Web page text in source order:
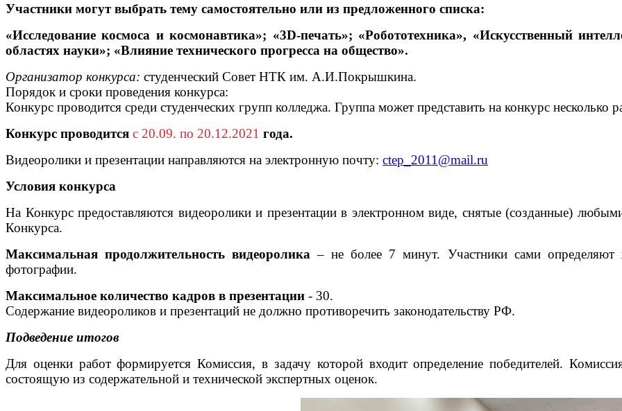
Участники могут выбрать тему самостоятельно или из предложенного списка:
«Исследование космоса и космонавтика»; «3D-печать»; «Робототехника», «Искусственный
областях науки»; «Влияние технического прогресса на общество».
Организатор конкурса: студенческий Совет НТК им. А.И.Покрышкина.
Порядок и сроки проведения конкурса:
Конкурс проводится среди студенческих групп колледжа. Группа может представить на конкурс несколько
Конкурс проводится с 20.09. по 20.12.2021 года.
Видеоролики и презентации направляются на электронную почту: ctep_2011@mail.ru
Условия конкурса
На Конкурс предоставляются видеоролики и презентации в электронном виде, снятые (созданные)
Конкурса.
Максимальная продолжительность видеоролика – не более 7 минут. Участники сами определяют
фотографии.
Максимальное количество кадров в презентации - 30.
Содержание видеороликов и презентаций не должно противоречить законодательству РФ.
Подведение итогов
Для оценки работ формируется Комиссия, в задачу которой входит определение победителей.
состоящую из содержательной и технической экспертных оценок.